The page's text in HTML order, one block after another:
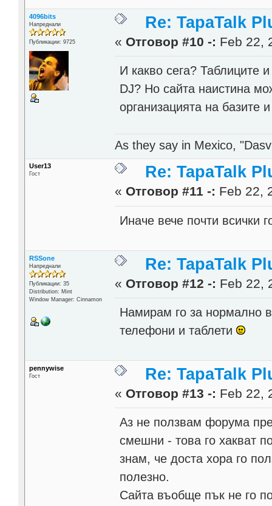
4096bits
Напреднали
Публикации: 9725
Re: TapaTalk
« Отговор #10 -: Feb 22,
И какво сега? Таблиците
DJ? Но сайта наистина
организацията на базите
As they say in Mexico,
User13
Гост Re: TapaTalk
« Отговор #11 -: Feb 22,
Иначе вече почти всички
RSSone
Напреднали
Публикации: 35
Distribution: Mint
Window Manager: Cinnamon
Re: TapaTalk
« Отговор #12 -: Feb 22,
Намирам го за нормално
телефони и таблети
pennywise
Гост Re: TapaTalk
« Отговор #13 -: Feb 22,
Аз не ползвам форума
смешни - това го хакват
знам, че доста хора го
полезно.
Сайта въобще пък не го